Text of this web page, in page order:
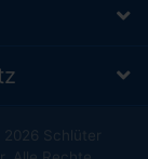
Schlüter